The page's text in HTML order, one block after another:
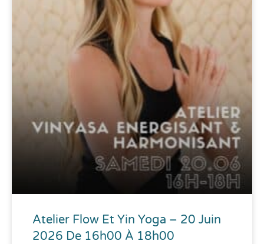
Atelier Flow Et Yin Yoga – 20 Juin
2026 De 16h00 À 18h00